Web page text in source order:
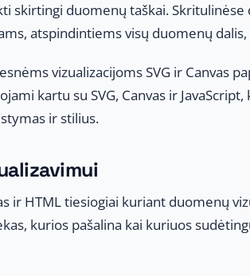
skirtingi duomenų taškai. Skritulinėse
atspindintiems visų duomenų
vizualizacijoms SVG ir Canvas
kartu su SVG, Canvas ir
ir stilius.
ir HTML tiesiogiai kuriant duomenų
kurios pašalina kai kuriuos